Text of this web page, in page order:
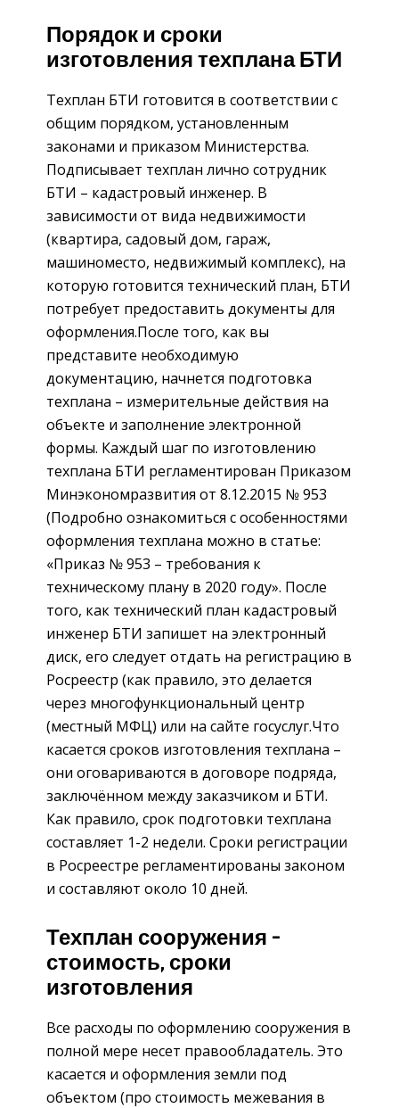
Порядок и сроки
изготовления техплана БТИ
Техплан БТИ готовится в соответствии с
общим порядком, установленным
законами и приказом Министерства.
Подписывает техплан лично сотрудник
БТИ – кадастровый инженер. В
зависимости от вида недвижимости
(квартира, садовый дом, гараж,
машиноместо, недвижимый комплекс), на
которую готовится технический план, БТИ
потребует предоставить документы для
оформления.После того, как вы
представите необходимую
документацию, начнется подготовка
техплана – измерительные действия на
объекте и заполнение электронной
формы. Каждый шаг по изготовлению
техплана БТИ регламентирован Приказом
Минэкономразвития от 8.12.2015 № 953
(Подробно ознакомиться с особенностями
оформления техплана можно в статье:
«Приказ № 953 – требования к
техническому плану в 2020 году». После
того, как технический план кадастровый
инженер БТИ запишет на электронный
диск, его следует отдать на регистрацию в
Росреестр (как правило, это делается
через многофункциональный центр
(местный МФЦ) или на сайте госуслуг.Что
касается сроков изготовления техплана –
они оговариваются в договоре подряда,
заключённом между заказчиком и БТИ.
Как правило, срок подготовки техплана
составляет 1-2 недели. Сроки регистрации
в Росреестре регламентированы законом
и составляют около 10 дней.
Техплан сооружения –
стоимость, сроки
изготовления
Все расходы по оформлению сооружения в
полной мере несет правообладатель. Это
касается и оформления земли под
объектом (про стоимость межевания в